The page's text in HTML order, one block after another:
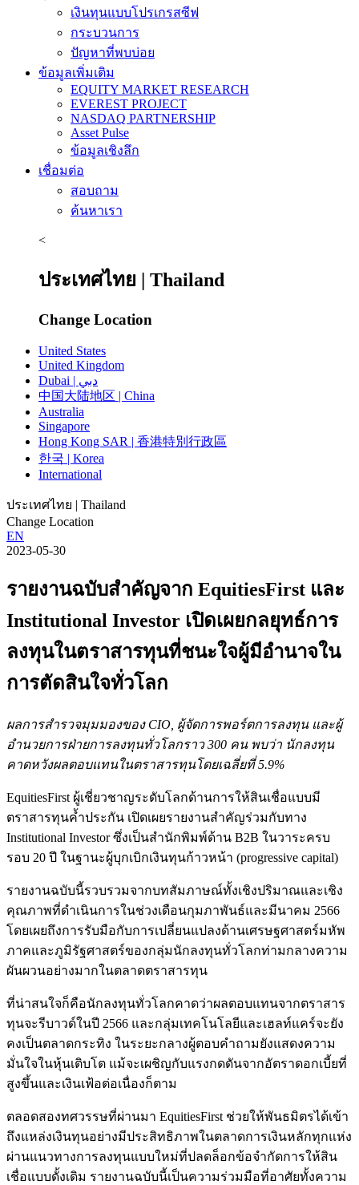
เงินทุนแบบโปรเกรสซีฟ
กระบวนการ
ปัญหาที่พบบ่อย
ข้อมูลเพิ่มเติม
EQUITY MARKET RESEARCH
EVEREST PROJECT
NASDAQ PARTNERSHIP
Asset Pulse
ข้อมูลเชิงลึก
เชื่อมต่อ
สอบถาม
ค้นหาเรา
<
ประเทศไทย | Thailand
Change Location
United States
United Kingdom
Dubai | دبي
中国大陆地区 | China
Australia
Singapore
Hong Kong SAR | 香港特別行政區
한국 | Korea
International
ประเทศไทย | Thailand
Change Location
EN
2023-05-30
รายงานฉบับสำคัญจาก EquitiesFirst และ
Institutional Investor เปิดเผยกลยุทธ์การ
ลงทุนในตราสารทุนที่ชนะใจผู้มีอำนาจใน
การตัดสินใจทั่วโลก
ผลการสำรวจมุมมองของ CIO, ผู้จัดการพอร์ตการลงทุน และผู้
อำนวยการฝ่ายการลงทุนทั่วโลกราว 300 คน พบว่า นักลงทุน
คาดหวังผลตอบแทนในตราสารทุนโดยเฉลี่ยที่ 5.9%
EquitiesFirst ผู้เชี่ยวชาญระดับโลกด้านการให้สินเชื่อแบบมี
ตราสารทุนค้ำประกัน เปิดเผยรายงานสำคัญร่วมกับทาง
Institutional Investor ซึ่งเป็นสำนักพิมพ์ด้าน B2B ในวาระครบ
รอบ 20 ปี ในฐานะผู้บุกเบิกเงินทุนก้าวหน้า (progressive capital)
รายงานฉบับนี้รวบรวมจากบทสัมภาษณ์ทั้งเชิงปริมาณและเชิง
คุณภาพที่ดำเนินการในช่วงเดือนกุมภาพันธ์และมีนาคม 2566
โดยเผยถึงการรับมือกับการเปลี่ยนแปลงด้านเศรษฐศาสตร์มหัพ
ภาคและภูมิรัฐศาสตร์ของกลุ่มนักลงทุนทั่วโลกท่ามกลางความ
ผันผวนอย่างมากในตลาดตราสารทุน
ที่น่าสนใจก็คือนักลงทุนทั่วโลกคาดว่าผลตอบแทนจากตราสาร
ทุนจะรีบาวด์ในปี 2566 และกลุ่มเทคโนโลยีและเฮลท์แคร์จะยัง
คงเป็นตลาดกระทิง ในระยะกลางผู้ตอบคำถามยังแสดงความ
มั่นใจในหุ้นเติบโต แม้จะเผชิญกับแรงกดดันจากอัตราดอกเบี้ยที่
สูงขึ้นและเงินเฟ้อต่อเนื่องก็ตาม
ตลอดสองทศวรรษที่ผ่านมา EquitiesFirst ช่วยให้พันธมิตรได้เข้า
ถึงแหล่งเงินทุนอย่างมีประสิทธิภาพในตลาดการเงินหลักทุกแห่ง
ผ่านแนวทางการลงทุนแบบใหม่ที่ปลดล็อกข้อจำกัดการให้สิน
เชื่อแบบดั้งเดิม รายงานฉบับนี้เป็นความร่วมมือที่อาศัยทั้งความ